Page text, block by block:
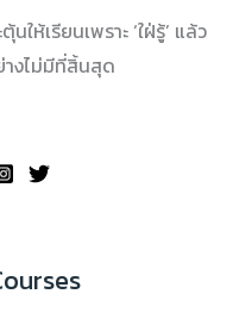
ให้เรียนเพราะ ‘ใฝ่รู้’ แล้ว
งไม่มีที่สิ้นสุด